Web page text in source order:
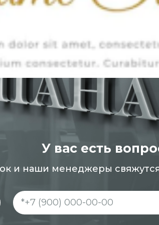
У вас есть
и наши менеджеры